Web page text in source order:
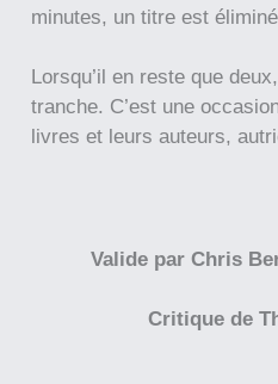
minutes, un titre est
Lorsqu’il en reste que
tranche. C’est une
livres et leurs auteurs,
Valide par Chris
Critique de